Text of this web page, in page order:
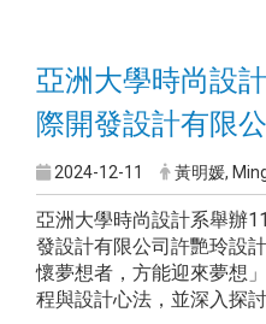
亞洲大學時尚設
際開發設計有限
2024-12-11 黃明媛,
亞洲大學時尚設計系舉辦
發設計有限公司許艷玲設
懷夢想者，方能迎來夢想
程與設計心法，並深入探